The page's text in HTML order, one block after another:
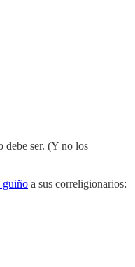
debe ser. (Y no los
guiño a sus correligionarios: